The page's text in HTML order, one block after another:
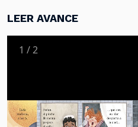
LEER AVANCE
1 /2